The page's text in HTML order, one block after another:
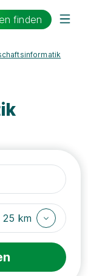
finden
25 km